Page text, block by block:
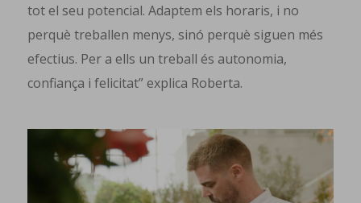
tot el seu potencial. Adaptem els horaris, i no
perquè treballen menys, sinó perquè siguen més
efectius. Per a ells un treball és autonomia,
confiança i felicitat” explica Roberta.